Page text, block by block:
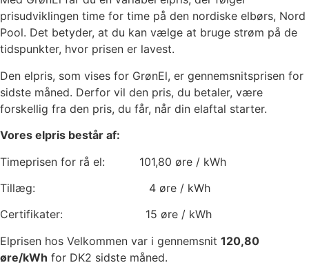
prisudviklingen time for time på den nordiske elbørs, Nord
Pool. Det betyder, at du kan vælge at bruge strøm på de
tidspunkter, hvor prisen er lavest.
Den elpris, som vises for GrønEl, er gennemsnitsprisen for
sidste måned. Derfor vil den pris, du betaler, være
forskellig fra den pris, du får, når din elaftal starter.
Vores elpris består af:
Timeprisen for rå el: 101,80 øre / kWh
Tillæg: 4 øre / kWh
Certifikater: 15 øre / kWh
Elprisen hos Velkommen var i gennemsnit 120,80
øre/kWh for DK2 sidste måned.